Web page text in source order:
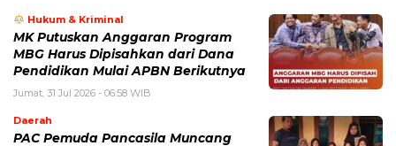
Hukum & Kriminal
MK Putuskan Anggaran Program
MBG Harus Dipisahkan dari Dana
Pendidikan Mulai APBN Berikutnya
Jumat, 31 Jul 2026 - 06:58 WIB
Daerah
PAC Pemuda Pancasila Muncang